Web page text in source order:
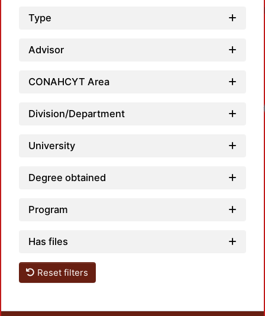
Type
Advisor
CONAHCYT Area
Division/Department
University
Degree obtained
Program
Has files
Reset filters